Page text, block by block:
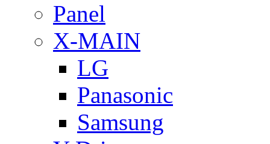
Panel
X-MAIN
LG
Panasonic
Samsung